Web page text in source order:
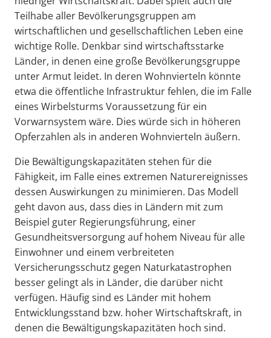
Teilhabe aller Bevölkerungsgruppen am
wirtschaftlichen und gesellschaftlichen Leben eine
wichtige Rolle. Denkbar sind wirtschaftsstarke
Länder, in denen eine große Bevölkerungsgruppe
unter Armut leidet. In deren Wohnvierteln könnte
etwa die öffentliche Infrastruktur fehlen, die im Falle
eines Wirbelsturms Voraussetzung für ein
Vorwarnsystem wäre. Dies würde sich in höheren
Opferzahlen als in anderen Wohnvierteln äußern.
Die Bewältigungskapazitäten stehen für die
Fähigkeit, im Falle eines extremen Naturereignisses
dessen Auswirkungen zu minimieren. Das Modell
geht davon aus, dass dies in Ländern mit zum
Beispiel guter Regierungsführung, einer
Gesundheitsversorgung auf hohem Niveau für alle
Einwohner und einem verbreiteten
Versicherungsschutz gegen Naturkatastrophen
besser gelingt als in Länder, die darüber nicht
verfügen. Häufig sind es Länder mit hohem
Entwicklungsstand bzw. hoher Wirtschaftskraft, in
denen die Bewältigungskapazitäten hoch sind.